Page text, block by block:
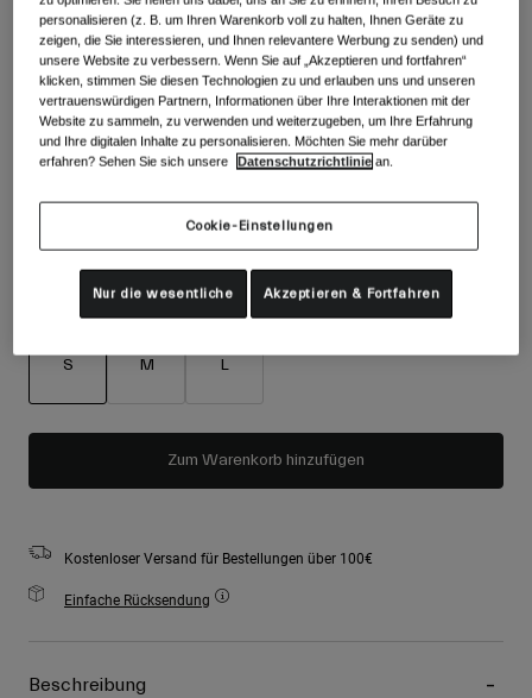
Zubehör
Goggles
Handschuhe
Ersatzteile
Alle anzeigen
Alle anzeigen
Verwendungszweck
All Mountain
Backcountry
Freestyle
Alle anzeigen
Farben -Staubrosa
ausgewählt
Größentabelle
S M L
Zum Warenkorb hinzufügen
Kostenloser Versand für Bestellungen über 100€
Einfache Rücksendung
Beschreibung
personalisieren (z. B. um Ihren Warenkorb voll zu halten, Ihnen Geräte zu
zeigen, die Sie interessieren, und Ihnen relevantere Werbung zu senden) und
unsere Website zu verbessern. Wenn Sie auf „Akzeptieren und fortfahren“
klicken, stimmen Sie diesen Technologien zu und erlauben uns und unseren
vertrauenswürdigen Partnern, Informationen über Ihre Interaktionen mit der
Website zu sammeln, zu verwenden und weiterzugeben, um Ihre Erfahrung
und Ihre digitalen Inhalte zu personalisieren. Möchten Sie mehr darüber
erfahren? Sehen Sie sich unsere
Datenschutzrichtlinie an.
Cookie-Einstellungen
Nur die wesentliche Akzeptieren & Fortfahren